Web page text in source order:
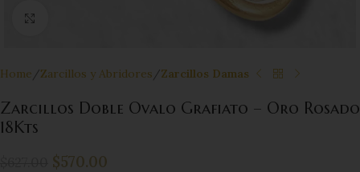
Home Zarcillos y Abridores Zarcillos Damas
Zarcillos Doble Ovalo Grafiato – Oro Rosado
18Kts
$570.00